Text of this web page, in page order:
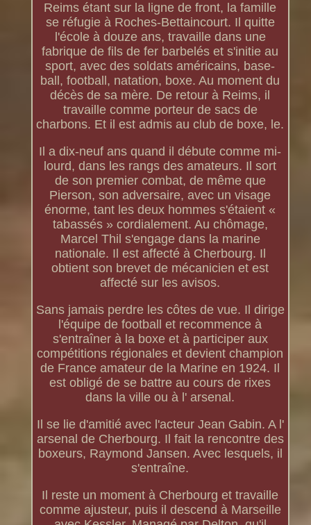
Reims étant sur la ligne de front, la famille
se réfugie à Roches-Bettaincourt. Il quitte
l'école à douze ans, travaille dans une
fabrique de fils de fer barbelés et s'initie au
sport, avec des soldats américains, base-
ball, football, natation, boxe. Au moment du
décès de sa mère. De retour à Reims, il
travaille comme porteur de sacs de
charbons. Et il est admis au club de boxe, le.
Il a dix-neuf ans quand il débute comme mi-
lourd, dans les rangs des amateurs. Il sort
de son premier combat, de même que
Pierson, son adversaire, avec un visage
énorme, tant les deux hommes s'étaient «
tabassés » cordialement. Au chômage,
Marcel Thil s'engage dans la marine
nationale. Il est affecté à Cherbourg. Il
obtient son brevet de mécanicien et est
affecté sur les avisos.
Sans jamais perdre les côtes de vue. Il dirige
l'équipe de football et recommence à
s'entraîner à la boxe et à participer aux
compétitions régionales et devient champion
de France amateur de la Marine en 1924. Il
est obligé de se battre au cours de rixes
dans la ville ou à l' arsenal.
Il se lie d'amitié avec l'acteur Jean Gabin. A l'
arsenal de Cherbourg. Il fait la rencontre des
boxeurs, Raymond Jansen. Avec lesquels, il
s'entraîne.
Il reste un moment à Cherbourg et travaille
comme ajusteur, puis il descend à Marseille